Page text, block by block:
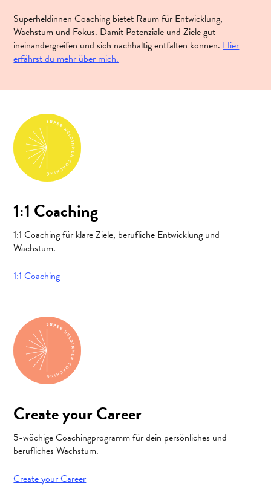
Superheldinnen Coaching bietet Raum für Entwicklung,
Wachstum und Fokus. Damit Potenziale und Ziele gut
ineinandergreifen und sich nachhaltig entfalten können. Hier
erfährst du mehr über mich.
1:1 Coaching
1:1 Coaching für klare Ziele, berufliche Entwicklung und
Wachstum.
1:1 Coaching
Create your Career
5-wöchige Coachingprogramm für dein persönliches und
berufliches Wachstum.
Create your Career